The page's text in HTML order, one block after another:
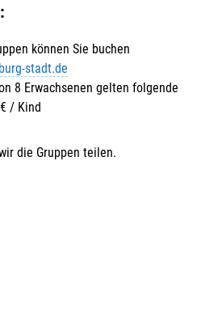
können Sie buchen
stadt.de
8 Erwachsenen gelten folgende
/ Kind
die Gruppen teilen.